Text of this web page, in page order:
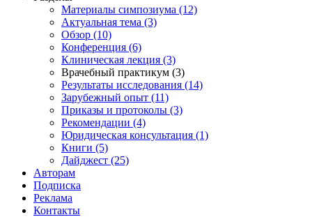
Материалы симпозиума (12)
Актуальная тема (3)
Обзор (10)
Конференция (6)
Клиническая лекция (3)
Врачебный практикум (3)
Результаты исследования (14)
Зарубежный опыт (11)
Приказы и протоколы (3)
Рекомендации (4)
Юридическая консультация (1)
Книги (5)
Дайджест (25)
Авторам
Подписка
Реклама
Контакты